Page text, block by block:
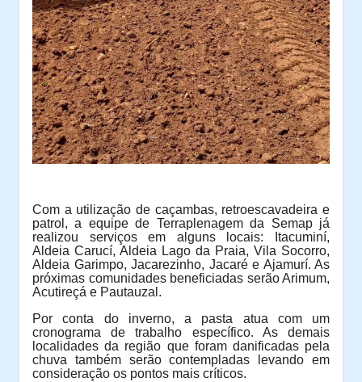
Com a utilização de caçambas, retroescavadeira e
patrol, a equipe de Terraplenagem da Semap já
realizou serviços em alguns locais: Itacuminí,
Aldeia Carucí, Aldeia Lago da Praia, Vila Socorro,
Aldeia Garimpo, Jacarezinho, Jacaré e Ajamurí. As
próximas comunidades beneficiadas serão Arimum,
Acutireçá e Pautauzal.
Por conta do inverno, a pasta atua com um
cronograma de trabalho específico. As demais
localidades da região que foram danificadas pela
chuva também serão contempladas levando em
consideração os pontos mais críticos.